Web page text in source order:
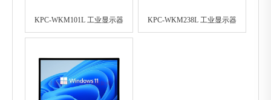
KPC-WKM101L 工业显示器 KPC-WKM238L 工业显示器